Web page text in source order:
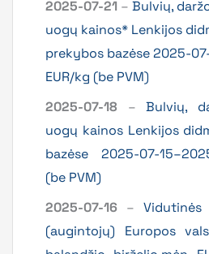
2025-07-21 – Bulvių,
uogų kainos* Lenkijos
prekybos bazėse 2025-
EUR/kg (be PVM)
2025-07-18 –Bulvių,
uogų kainos Lenkijos
bazėse 2025-07-
(be PVM)
2025-07-16 –
(augintojų) Europos